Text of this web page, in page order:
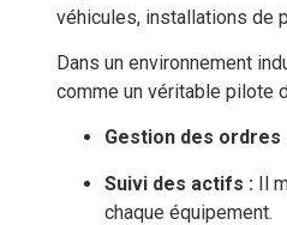
véhicules, installations de
Dans un environnement
comme un véritable pilote
Gestion des ordres
Suivi des actifs : Il
chaque équipement.